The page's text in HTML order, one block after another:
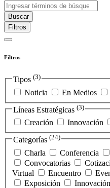
Buscar
Filtros
Filtros
Tipos (3)
Noticia En Medios
Líneas Estratégicas (3)
Creación Innovación
Categorías (24)
Charla Conferencia
Convocatorias
Virtual
Encuentro
Exposición
Innovación